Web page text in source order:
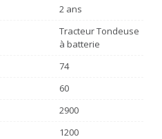
2 ans
Tracteur Tondeuse
à batterie
74
60
2900
1200